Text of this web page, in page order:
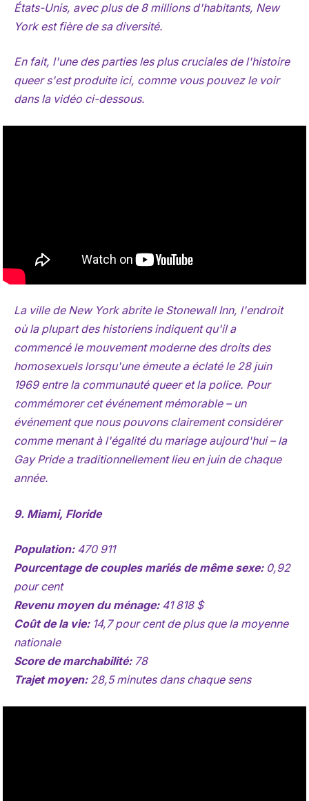
États-Unis, avec plus de 8 millions d'habitants, New
York est fière de sa diversité.
En fait, l'une des parties les plus cruciales de l'histoire
queer s'est produite ici, comme vous pouvez le voir
dans la vidéo ci-dessous.
La ville de New York abrite le Stonewall Inn, l'endroit
où la plupart des historiens indiquent qu'il a
commencé le mouvement moderne des droits des
homosexuels lorsqu'une émeute a éclaté le 28 juin
1969 entre la communauté queer et la police. Pour
commémorer cet événement mémorable – un
événement que nous pouvons clairement considérer
comme menant à l'égalité du mariage aujourd'hui – la
Gay Pride a traditionnellement lieu en juin de chaque
année.
9. Miami, Floride
Population:470 911
Pourcentage de couples mariés de même sexe:0,92
pour cent
Revenu moyen du ménage:41 818 $
Coût de la vie:14,7 pour cent de plus que la moyenne
nationale
Score de marchabilité:78
Trajet moyen:28,5 minutes dans chaque sens